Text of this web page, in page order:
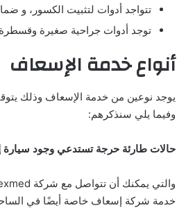
تتواجد أدوات لتثبيت الكسور، و
توجد أدوات جراحية صغيرة
أنواع خدمة الإسعاف
يوجد نوعين من خدمة الإسعاف وذلك
وفيما يلي سنذكرهم:
حالات طارئة حرجة تستدعي وجود
خدمة شركة إسعاف خاصة أيضًا في